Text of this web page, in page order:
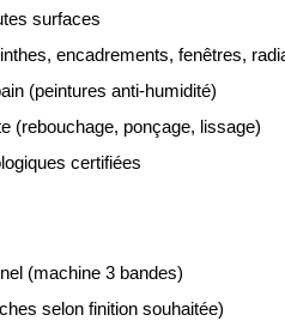
surfaces
encadrements, fenêtres,
(peintures anti-humidité)
(rebouchage, ponçage, lissage)
certifiées
(machine 3 bandes)
selon finition souhaitée)